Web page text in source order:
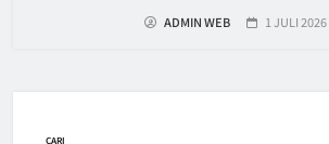
ADMIN WEB 1 JULI 2026
CARI